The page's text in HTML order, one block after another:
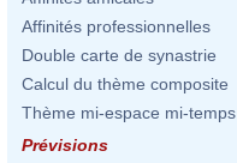
Affinités professionnelles
Double carte de synastrie
Calcul du thème composite
Thème mi-espace mi-temps
Prévisions